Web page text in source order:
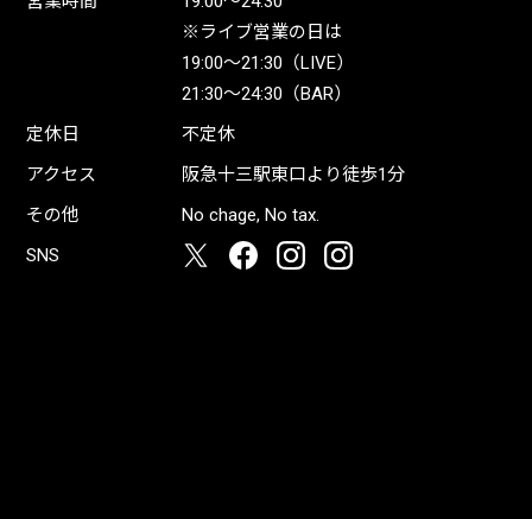
※ライブ営業の日は
19:00〜21:30（LIVE）
21:30〜24:30（BAR）
定休日
不定休
アクセス
阪急十三駅東口より徒歩1分
その他
No chage, No tax.
SNS